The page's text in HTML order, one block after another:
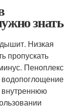
знать
Низкая
пропускать
Пеноплекс
водопоглощение
внутреннюю